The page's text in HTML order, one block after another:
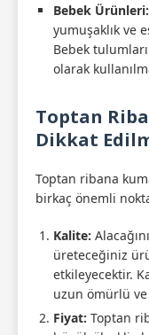
Bebek Ürünleri:
yumuşaklık ve
Bebek
olarak
Toptan
Dikkat
Toptan ribana
birkaç önemli
Kalite:
üreteceğiniz
etkileyecektir.
uzun ömürlü ve
Fiyat: Toptan